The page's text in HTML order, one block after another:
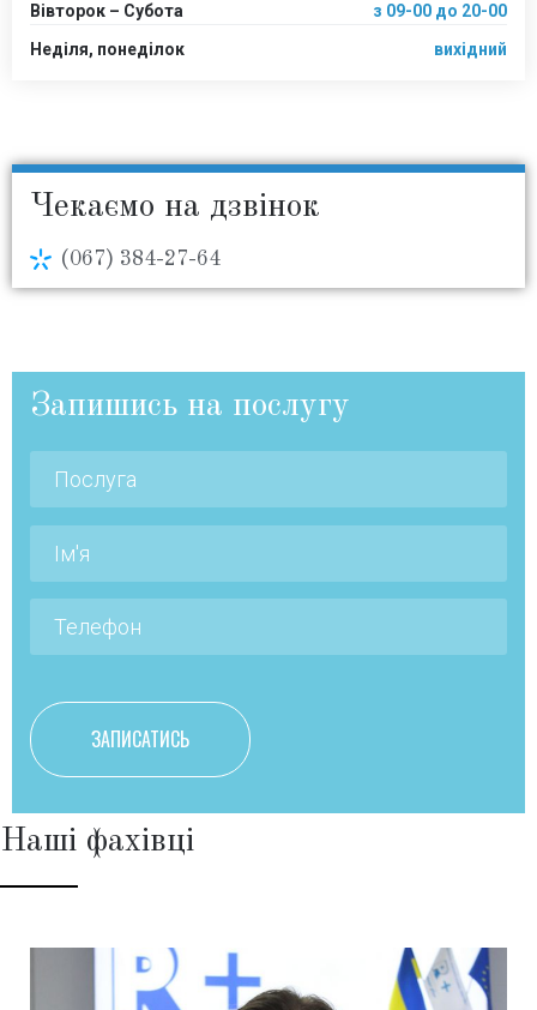
Вівторок – Субота
з 09-00 до 20-00
Неділя, понеділок
вихідний
Чекаємо на дзвінок
(067) 384-27-64
Запишись на послугу
Наші фахівці